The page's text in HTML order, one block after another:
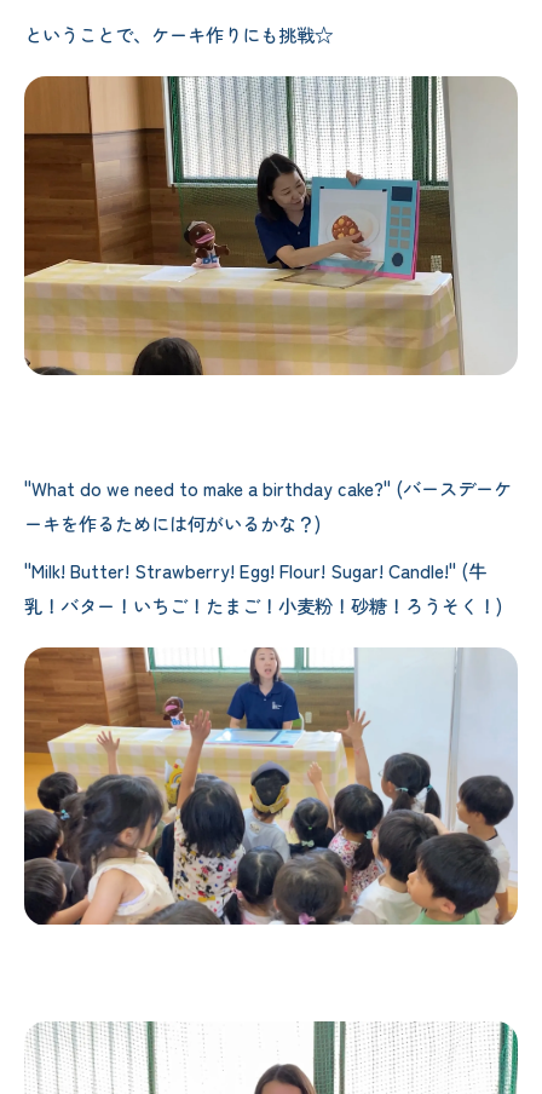
ということで、ケーキ作りにも挑戦☆
"What do we need to make a birthday cake?" (バースデーケ
ーキを作るためには何がいるかな？)
"Milk! Butter! Strawberry! Egg! Flour! Sugar! Candle!" (牛
乳！バター！いちご！たまご！小麦粉！砂糖！ろうそく！)